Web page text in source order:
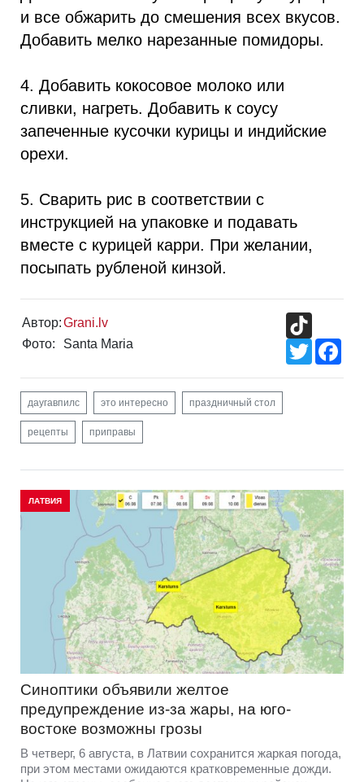
и все обжарить до смешения всех вкусов.
Добавить мелко нарезанные помидоры.
4. Добавить кокосовое молоко или
сливки, нагреть. Добавить к соусу
запеченные кусочки курицы и индийские
орехи.
5. Сварить рис в соответствии с
инструкцией на упаковке и подавать
вместе с курицей карри. При желании,
посыпать рубленой кинзой.
Автор:Grani.lv
Фото:
Santa Maria
Twitter
даугавпилс это интересно праздничный стол
рецепты приправы
ЛАТВИЯ
Синоптики объявили желтое
предупреждение из-за жары, на юго-
востоке возможны грозы
В четверг, 6 августа, в Латвии сохранится жаркая погода,
при этом местами ожидаются кратковременные дожди.